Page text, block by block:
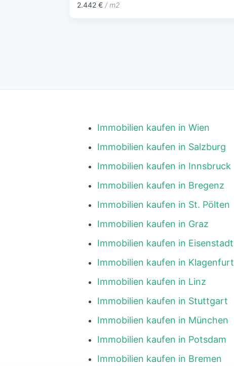
2.442 € / m2
Immobilien kaufen in Wien
Immobilien kaufen in Salzburg
Immobilien kaufen in Innsbruck
Immobilien kaufen in Bregenz
Immobilien kaufen in St. Pölten
Immobilien kaufen in Graz
Immobilien kaufen in Eisenstadt
Immobilien kaufen in Klagenfurt
Immobilien kaufen in Linz
Immobilien kaufen in Stuttgart
Immobilien kaufen in München
Immobilien kaufen in Potsdam
Immobilien kaufen in Bremen